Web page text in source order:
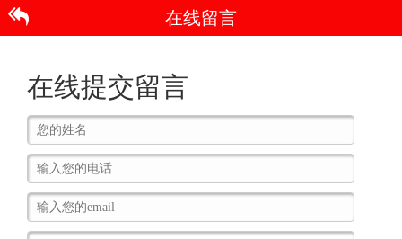
在线留言
在线提交留言